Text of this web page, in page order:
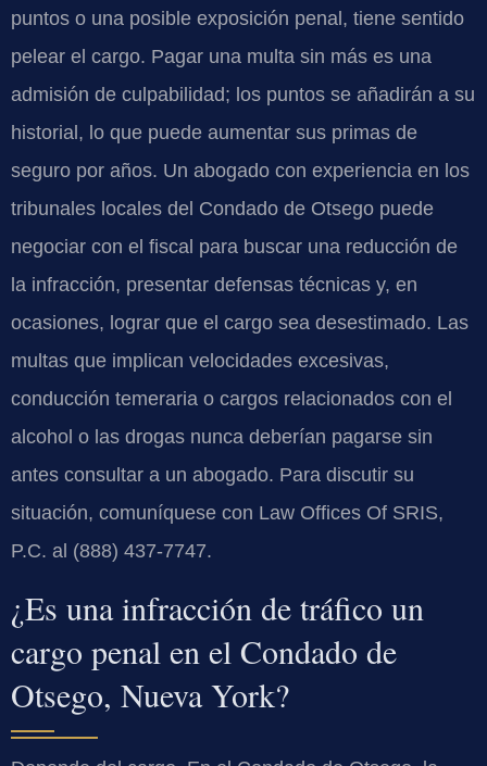
puntos o una posible exposición penal, tiene sentido
pelear el cargo. Pagar una multa sin más es una
admisión de culpabilidad; los puntos se añadirán a su
historial, lo que puede aumentar sus primas de
seguro por años. Un abogado con experiencia en los
tribunales locales del Condado de Otsego puede
negociar con el fiscal para buscar una reducción de
la infracción, presentar defensas técnicas y, en
ocasiones, lograr que el cargo sea desestimado. Las
multas que implican velocidades excesivas,
conducción temeraria o cargos relacionados con el
alcohol o las drogas nunca deberían pagarse sin
antes consultar a un abogado. Para discutir su
situación, comuníquese con Law Offices Of SRIS,
P.C. al (888) 437-7747.
¿Es una infracción de tráfico un
cargo penal en el Condado de
Otsego, Nueva York?